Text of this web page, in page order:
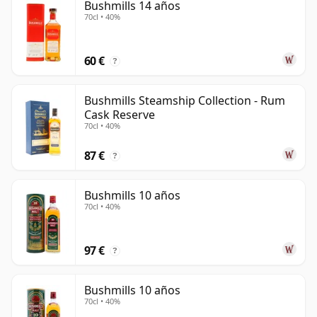
Bushmills 14 años
70cl • 40%
60 € ?
Bushmills Steamship Collection - Rum
Cask Reserve
70cl • 40%
87 € ?
Bushmills 10 años
70cl • 40%
97 € ?
Bushmills 10 años
70cl • 40%